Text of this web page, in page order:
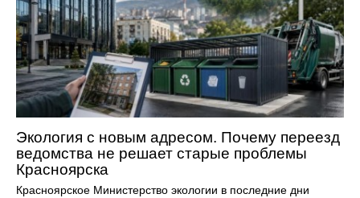
Экология с новым адресом. Почему переезд
ведомства не решает старые проблемы
Красноярска
Красноярское Министерство экологии в последние дни